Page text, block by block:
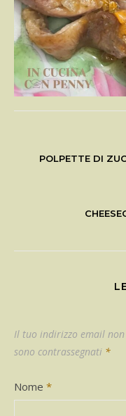
POLPETTE DI
Il tuo indirizzo email
sono contrassegnati *
Nome *